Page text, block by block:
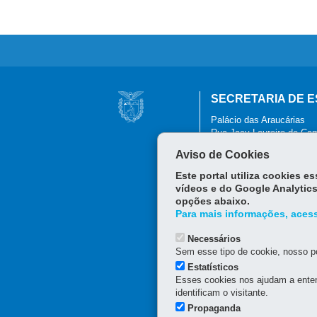
Navegação
Principal
SECRETARIA DE
Palácio das Araucárias
Rua Jacy Loureiro de
(41) 3313-6000 / 6264 -
Aviso de Cookies
Este portal utiliza cookies
vídeos e do Google
opções abaixo.
Para mais informações,
Necessários
Sem esse tipo de cookie, nosso
Estatísticos
Esses cookies nos ajudam a
identificam o visitante.
Propaganda